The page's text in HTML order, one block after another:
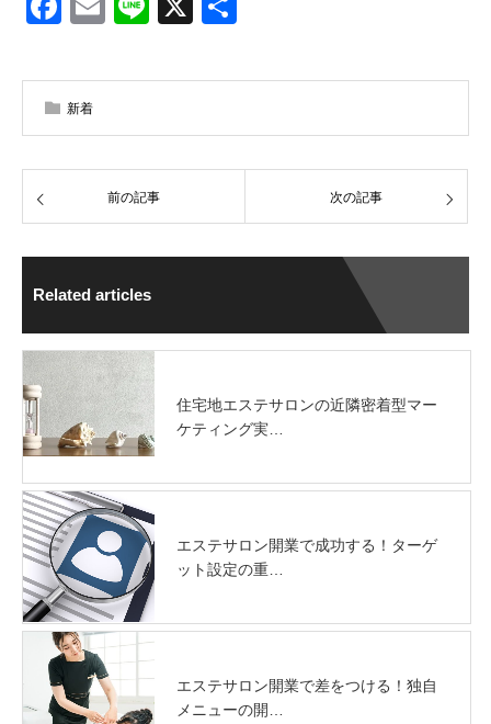
新着
前の記事 次の記事
Related articles
住宅地エステサロンの近隣密着型マー
ケティング実…
エステサロン開業で成功する！ターゲ
ット設定の重…
エステサロン開業で差をつける！独自
メニューの開…